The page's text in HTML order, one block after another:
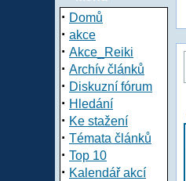
· Domů
· akce
· Akce_Reiki
· Archív článků
· Diskuzní fórum
· Hledání
· Ke stažení
· Témata článků
· Top 10
· Kalendář akcí